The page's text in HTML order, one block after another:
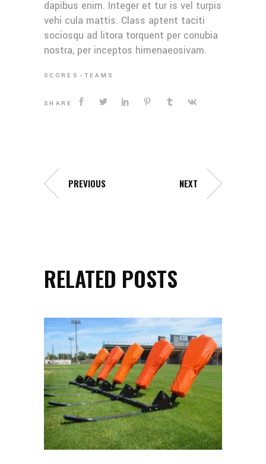
dapibus enim. Integer et tur is vel turpis
vehi cula mattis. Class aptent taciti
sociosqu ad litora torquent per conubia
nostra, per inceptos himenaeosivam.
SCORES TEAMS
SHARE
PREVIOUS NEXT
RELATED POSTS